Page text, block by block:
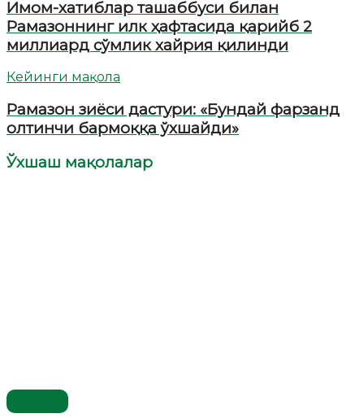
Имом-хатиблар ташаббуси билан
Рамазоннинг илк ҳафтасида қарийб 2
миллиард сўмлик хайрия қилинди
Кейинги мақола
Рамазон зиёси дастури: «Бундай фарзанд
олтинчи бармоққа ўхшайди»
Ўхшаш мақолалар